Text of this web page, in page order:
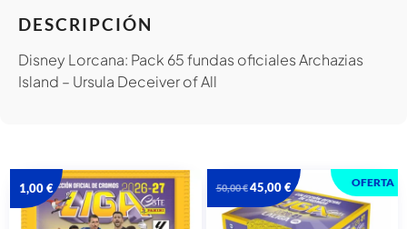
DESCRIPCIÓN
Disney Lorcana: Pack 65 fundas oficiales Archazias
Island – Ursula Deceiver of All
1,00€ OFERTA
50,00€45,00€